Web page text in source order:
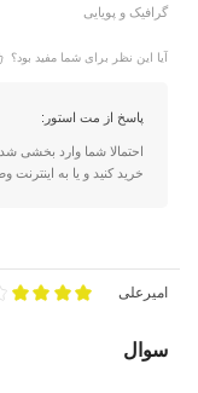
گرافیک و پویایی
آیا این نظر برای شما مفید بود؟
پاسخ از مت استور:
احتمالا شما وارد بخشی
خرید کنید و یا به اینترنت
امیرعلی
سوال